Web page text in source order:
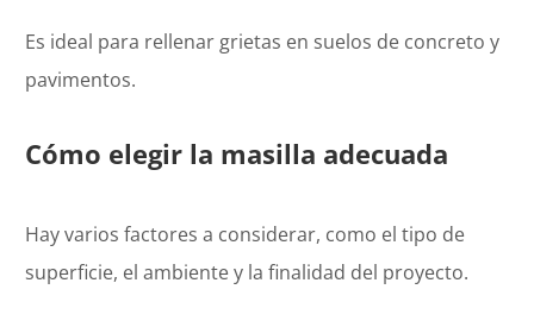
Es ideal para rellenar grietas en suelos de concreto y
pavimentos.
Cómo elegir la masilla adecuada
Hay varios factores a considerar, como el tipo de
superficie, el ambiente y la finalidad del proyecto.